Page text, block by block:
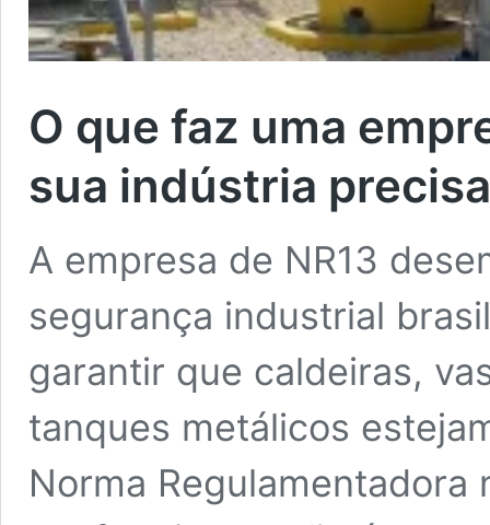
O que faz uma
sua indústria
A empresa de NR13
segurança industrial
garantir que caldeiras,
tanques metálicos
Norma Regulamentadora